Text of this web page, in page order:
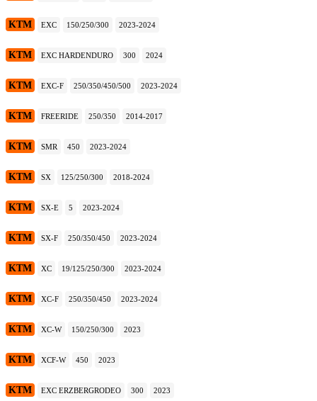
KTM EXC 150/250/300 2023-2024
KTM EXC HARDENDURO 300 2024
KTM EXC-F 250/350/450/500 2023-2024
KTM FREERIDE 250/350 2014-2017
KTM SMR 450 2023-2024
KTM SX 125/250/300 2018-2024
KTM SX-E 5 2023-2024
KTM SX-F 250/350/450 2023-2024
KTM XC 19/125/250/300 2023-2024
KTM XC-F 250/350/450 2023-2024
KTM XC-W 150/250/300 2023
KTM XCF-W 450 2023
KTM EXC ERZBERGRODEO 300 2023